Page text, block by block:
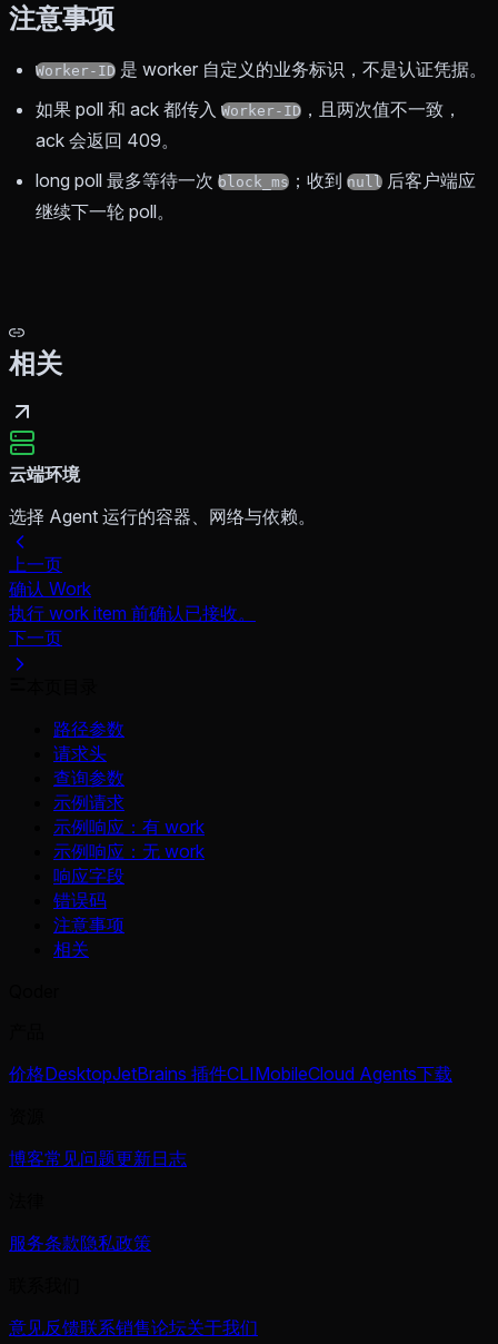
注意事项
Worker-ID 是 worker 自定义的业务标识，不是认证凭据。
如果 poll 和 ack 都传入 Worker-ID ，且两次值不一致，
ack 会返回 409。
long poll 最多等待一次 block_ms ；收到 null 后客户端应
继续下一轮 poll。
相关
云端环境
选择 Agent 运行的容器、网络与依赖。
上一页
确认 Work
执行 work item 前确认已接收。
下一页
路径参数
请求头
查询参数
示例请求
示例响应：有 work
示例响应：无 work
响应字段
错误码
注意事项
相关
价格DesktopJetBrains 插件CLIMobileCloud Agents下载
博客常见问题更新日志
服务条款隐私政策
意见反馈联系销售论坛关于我们